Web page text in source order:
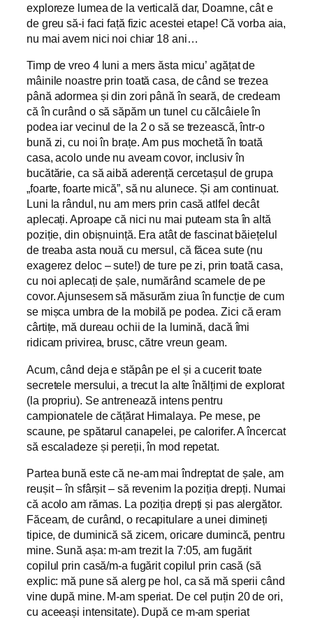
exploreze lumea de la verticală dar, Doamne, cât e
de greu să-i faci față fizic acestei etape! Că vorba aia,
nu mai avem nici noi chiar 18 ani…
Timp de vreo 4 luni a mers ăsta micu’ agățat de
mâinile noastre prin toată casa, de când se trezea
până adormea și din zori până în seară, de credeam
că în curând o să săpăm un tunel cu călcâiele în
podea iar vecinul de la 2 o să se trezească, într-o
bună zi, cu noi în brațe. Am pus mochetă în toată
casa, acolo unde nu aveam covor, inclusiv în
bucătărie, ca să aibă aderență cercetașul de grupa
„foarte, foarte mică”, să nu alunece. Și am continuat.
Luni la rândul, nu am mers prin casă atlfel decât
aplecați. Aproape că nici nu mai puteam sta în altă
poziție, din obișnuință. Era atât de fascinat băiețelul
de treaba asta nouă cu mersul, că făcea sute (nu
exagerez deloc – sute!) de ture pe zi, prin toată casa,
cu noi aplecați de șale, numărând scamele de pe
covor. Ajunsesem să măsurăm ziua în funcție de cum
se mișca umbra de la mobilă pe podea. Zici că eram
cârtițe, mă dureau ochii de la lumină, dacă îmi
ridicam privirea, brusc, către vreun geam.
Acum, când deja e stăpân pe el și a cucerit toate
secretele mersului, a trecut la alte înălțimi de explorat
(la propriu). Se antrenează intens pentru
campionatele de cățărat Himalaya. Pe mese, pe
scaune, pe spătarul canapelei, pe calorifer. A încercat
să escaladeze și pereții, în mod repetat.
Partea bună este că ne-am mai îndreptat de șale, am
reușit – în sfârșit – să revenim la poziția drepți. Numai
că acolo am rămas. La poziția drepți și pas alergător.
Făceam, de curând, o recapitulare a unei dimineți
tipice, de duminică să zicem, oricare dumincă, pentru
mine. Sună așa: m-am trezit la 7:05, am fugărit
copilul prin casă/m-a fugărit copilul prin casă (să
explic: mă pune să alerg pe hol, ca să mă sperii când
vine după mine. M-am speriat. De cel puțin 20 de ori,
cu aceeași intensitate). După ce m-am speriat